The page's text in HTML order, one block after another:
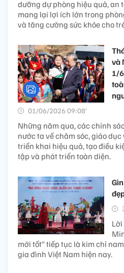
dưỡng dự phòng hiệu quả, an
mang lại lợi ích lớn trong
và tăng cường sức khỏe cho
và
1/
01/06/2026 09:08’
Những năm qua, các chính
nước ta về chăm sóc, giáo
triển khai hiệu quả, tạo điều
tập và phát triển toàn diện.
mới tốt” tiếp tục là kim chỉ
gia đình Việt Nam hiện nay.